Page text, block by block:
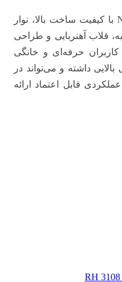
متر 5.5 متری نووا مدل NTT-5525 با کیفیت ساخت بالا، نوار
قلاب آهنربایی و طراحی
کاربران حرفه‌ای و خانگی
داشته و می‌تواند در
قابل اعتماد ارائه